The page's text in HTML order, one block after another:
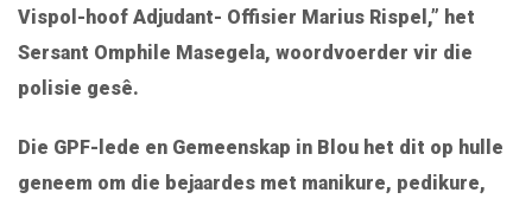
Vispol-hoof Adjudant- Offisier Marius Rispel,” het
Sersant Omphile Masegela, woordvoerder vir die
polisie gesê.
Die GPF-lede en Gemeenskap in Blou het dit op hulle
geneem om die bejaardes met manikure, pedikure,